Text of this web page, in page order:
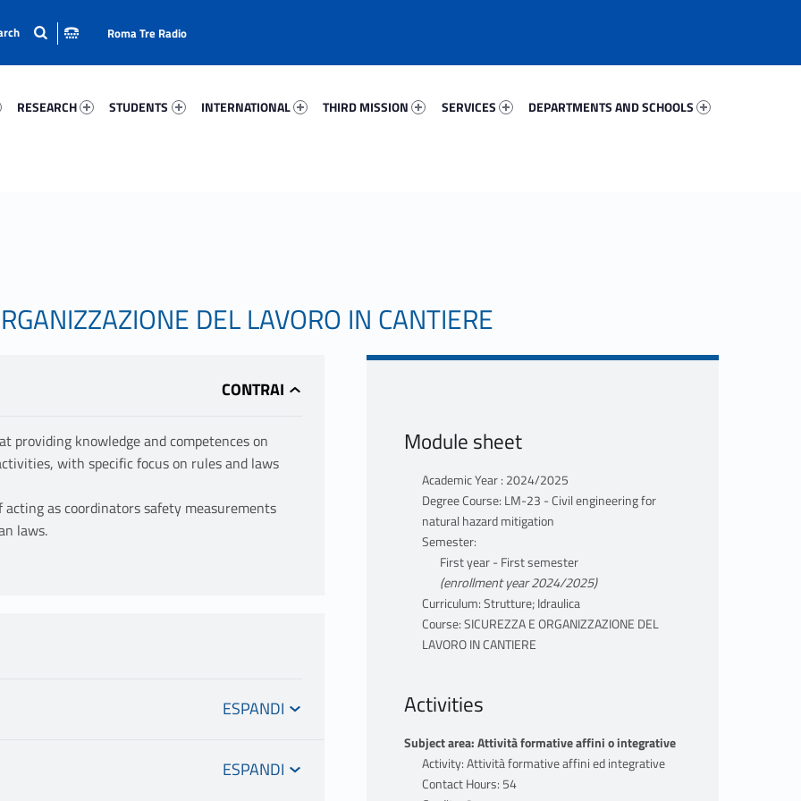
RESEARCH
STUDENTS
INTERNATIONAL
THIRD MISSION
SERVICES
DEPARTMENTS AND SCHOOLS
Roma Tre Radio
DEL LAVORO IN CANTIERE
providing knowledge and competences on
with specific focus on rules and laws
as coordinators safety measurements
laws.
Module sheet
Academic Year : 2024/2025
Degree Course: LM-23 - Civil engineering for
natural hazard mitigation
Semester:
First year - First semester
(enrollment year 2024/2025)
Curriculum: Strutture; Idraulica
Course: SICUREZZA E ORGANIZZAZIONE DEL
LAVORO IN CANTIERE
Activities
Subject area: Attività formative affini o integrative
Activity: Attività formative affini ed integrative
Contact Hours: 54